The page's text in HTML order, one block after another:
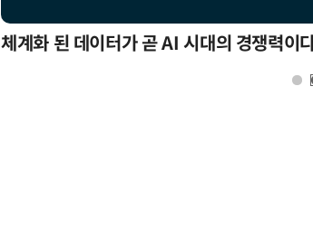
체계화 된 데이터가 곧 AI 시대의 경쟁력이